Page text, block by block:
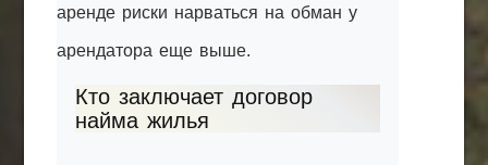
аренде риски нарваться на обман у
арендатора еще выше.
Кто заключает договор
найма жилья